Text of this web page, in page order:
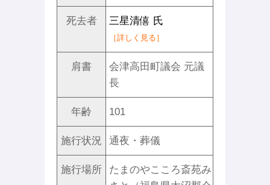
死去者 三星清僖 氏
［詳しく見る］
肩書
会津高田町議会 元議
長
年齢 101
施行状況 通夜・葬儀
施行場所
たまのやこころ斎苑み